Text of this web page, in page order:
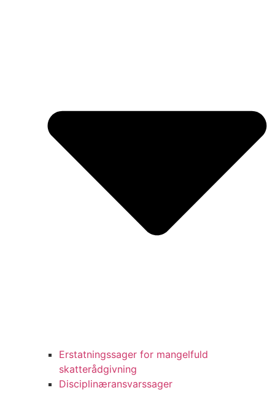
Erstatningssager for mangelfuld
skatterådgivning
Disciplinæransvarssager